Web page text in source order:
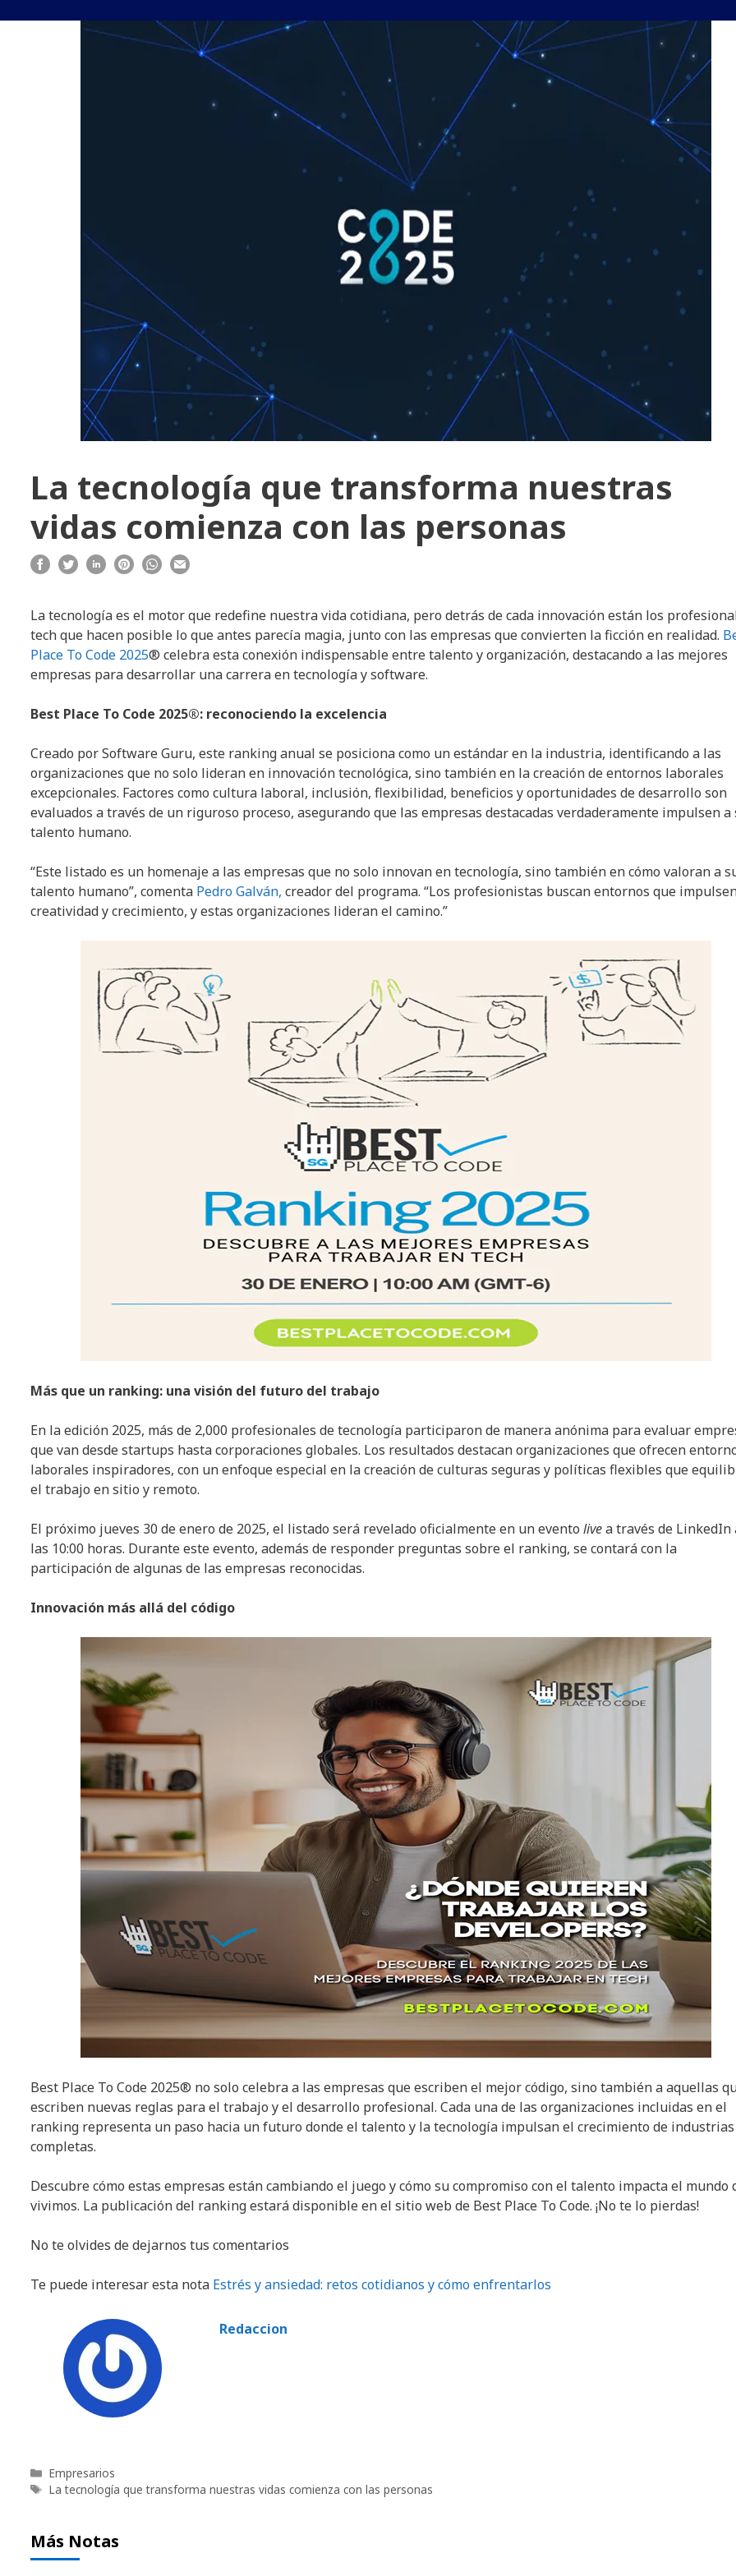
La tecnología que transforma nuestras
vidas comienza con las personas
La tecnología es el motor que redefine nuestra vida cotidiana, pero detrás de cada innovación están los
tech que hacen posible lo que antes parecía magia, junto con las empresas que convierten la ficción en realidad.
Place To Code 2025® celebra esta conexión indispensable entre talento y organización, destacando a las mejores
empresas para desarrollar una carrera en tecnología y software.
Best Place To Code 2025®: reconociendo la excelencia
Creado por Software Guru, este ranking anual se posiciona como un estándar en la industria, identificando a las
organizaciones que no solo lideran en innovación tecnológica, sino también en la creación de entornos laborales
excepcionales. Factores como cultura laboral, inclusión, flexibilidad, beneficios y oportunidades de desarrollo son
evaluados a través de un riguroso proceso, asegurando que las empresas destacadas verdaderamente impulsen a
talento humano.
“Este listado es un homenaje a las empresas que no solo innovan en tecnología, sino también en cómo valoran a
talento humano”, comenta Pedro Galván, creador del programa. “Los profesionistas buscan entornos que
creatividad y crecimiento, y estas organizaciones lideran el camino.”
Más que un ranking: una visión del futuro del trabajo
En la edición 2025, más de 2,000 profesionales de tecnología participaron de manera anónima para evaluar
que van desde startups hasta corporaciones globales. Los resultados destacan organizaciones que ofrecen
laborales inspiradores, con un enfoque especial en la creación de culturas seguras y políticas flexibles que
el trabajo en sitio y remoto.
El próximo jueves 30 de enero de 2025, el listado será revelado oficialmente en un evento livea través de LinkedIn
las 10:00 horas. Durante este evento, además de responder preguntas sobre el ranking, se contará con la
participación de algunas de las empresas reconocidas.
Innovación más allá del código
Best Place To Code 2025® no solo celebra a las empresas que escriben el mejor código, sino también a aquellas
escriben nuevas reglas para el trabajo y el desarrollo profesional. Cada una de las organizaciones incluidas en el
ranking representa un paso hacia un futuro donde el talento y la tecnología impulsan el crecimiento de industrias
completas.
Descubre cómo estas empresas están cambiando el juego y cómo su compromiso con el talento impacta el mundo
vivimos. La publicación del ranking estará disponible en el sitio web de Best Place To Code. ¡No te lo pierdas!
No te olvides de dejarnos tus comentarios
Te puede interesar esta nota Estrés y ansiedad: retos cotidianos y cómo enfrentarlos
Redaccion
Categorías
Empresarios
Etiquetas
La tecnología que transforma nuestras vidas comienza con las personas
Más Notas